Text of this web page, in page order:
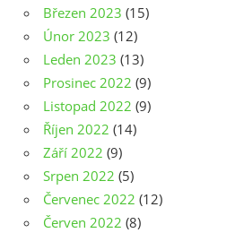
Březen 2023 (15)
Únor 2023 (12)
Leden 2023 (13)
Prosinec 2022 (9)
Listopad 2022 (9)
Říjen 2022 (14)
Září 2022 (9)
Srpen 2022 (5)
Červenec 2022 (12)
Červen 2022 (8)